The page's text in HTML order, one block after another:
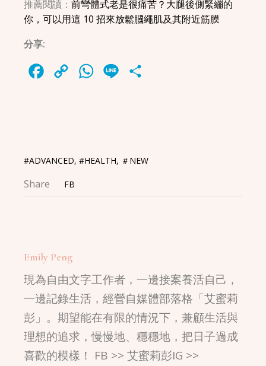
推薦閱讀：前彎體式老是很痛苦？大腿後側緊繃的
你，可以用這 10 招來放鬆膕繩肌及其附近筋膜
分享:
Facebook
Copy
WhatsApp
Line
#ADVANCED,#HEALTH, ＃NEW
Share FB
Emily Peng
現為自由文字工作者，一邊接案養活自己，
一邊記錄生活，經營自媒體部落格「艾蜜莉
彭」。期望能在有限的情況下，兼顧生活與
理想的追求，慢慢地、穩穩地，把日子過成
喜歡的模樣！ FB >> 艾蜜莉彭IG >>